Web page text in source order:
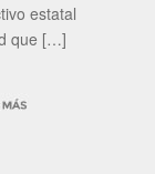
estatal
que […]